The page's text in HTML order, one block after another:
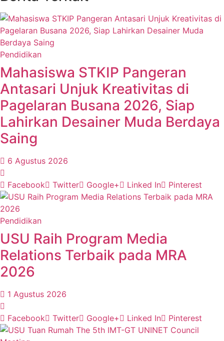
Pendidikan
Mahasiswa STKIP Pangeran
Antasari Unjuk Kreativitas di
Pagelaran Busana 2026, Siap
Lahirkan Desainer Muda Berdaya
Saing
6 Agustus 2026
Facebook Twitter Google+ Linked In Pinterest
Pendidikan
USU Raih Program Media
Relations Terbaik pada MRA
2026
1 Agustus 2026
Facebook Twitter Google+ Linked In Pinterest